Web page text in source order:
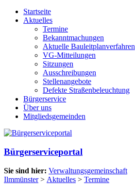
Startseite
Aktuelles
Termine
Bekanntmachungen
Aktuelle Bauleitplanverfahren
VG-Mitteilungen
Sitzungen
Ausschreibungen
Stellenangebote
Defekte Straßenbeleuchtung
Bürgerservice
Über uns
Mitgliedsgemeinden
Bürgerserviceportal
Sie sind hier: Verwaltungsgemeinschaft
Ilmmünster> Aktuelles > Termine